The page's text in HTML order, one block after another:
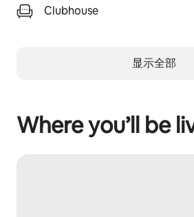
Clubhouse
显示全部
Where you’ll be